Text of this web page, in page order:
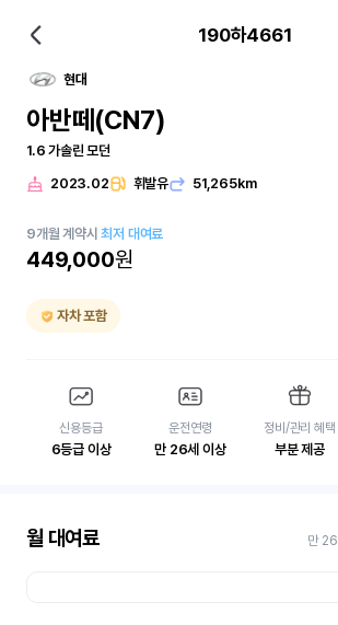
190하4661
현대
아반떼(CN7)
1.6 가솔린 모던
2023.02 휘발유 51,265km
9개월 계약시최저 대여료
449,000원
자차 포함
신용등급
6등급 이상
운전연령
만 26세 이상
정비/관리 혜택
부분 제공
월 대여료 만 26